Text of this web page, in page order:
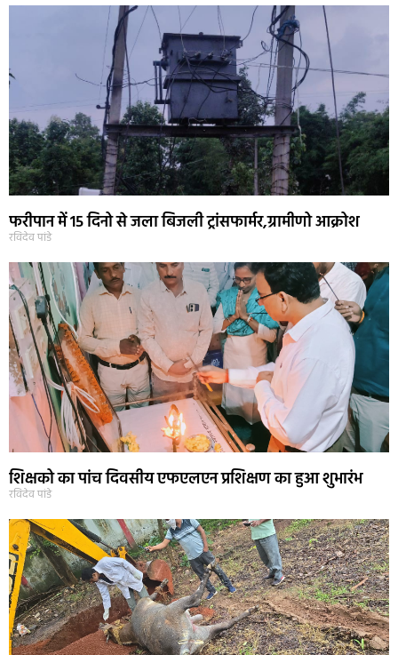
फरीपान में 15 दिनो से जला बिजली ट्रांसफार्मर,ग्रामीणो आक्रोश
रविदेव पांडे
शिक्षको का पांच दिवसीय एफएलएन प्रशिक्षण का हुआ शुभारंभ
रविदेव पांडे